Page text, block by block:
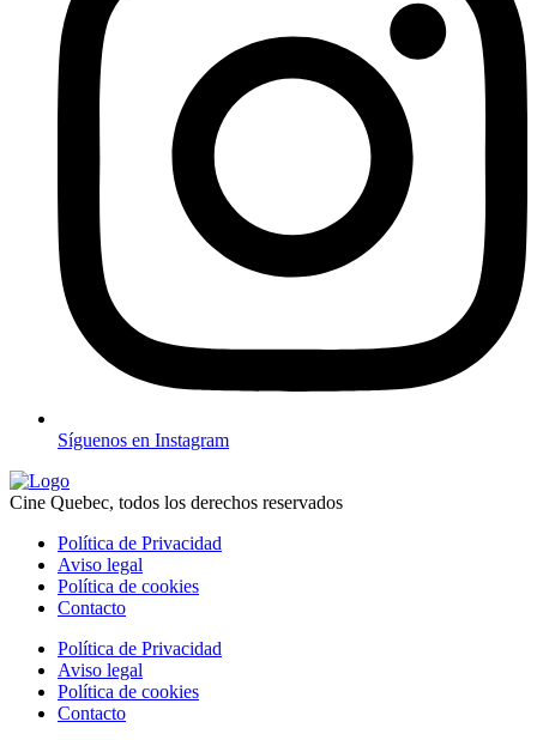
Síguenos en Instagram
Cine Quebec, todos los derechos reservados
Política de Privacidad
Aviso legal
Política de cookies
Contacto
Política de Privacidad
Aviso legal
Política de cookies
Contacto